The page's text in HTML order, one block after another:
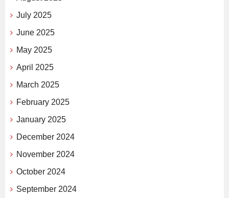
July 2025
June 2025
May 2025
April 2025
March 2025
February 2025
January 2025
December 2024
November 2024
October 2024
September 2024